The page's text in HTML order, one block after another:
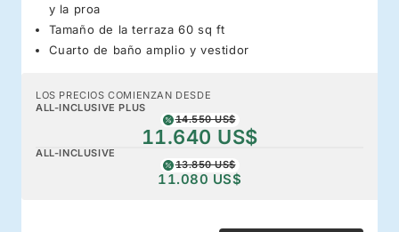
y la proa
Tamaño de la terraza 60 sq ft
Cuarto de baño amplio y vestidor
LOS PRECIOS COMIENZAN DESDE
ALL-INCLUSIVE PLUS
14.550 US$
11.640 US$
ALL-INCLUSIVE
13.850 US$
11.080 US$